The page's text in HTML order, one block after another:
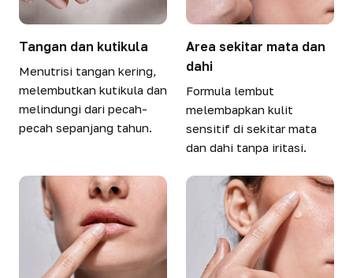
Tangan dan kutikula
Menutrisi tangan kering,
melembutkan kutikula dan
melindungi dari pecah-
pecah sepanjang tahun.
Area sekitar mata dan
dahi
Formula lembut
melembapkan kulit
sensitif di sekitar mata
dan dahi tanpa iritasi.